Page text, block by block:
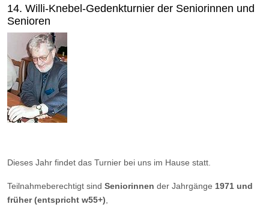
14. Willi-Knebel-Gedenkturnier der Seniorinnen und
Senioren
Dieses Jahr findet das Turnier bei uns im Hause statt.
Teilnahmeberechtigt sind Seniorinnen der Jahrgänge 1971 und
früher (entspricht w55+)